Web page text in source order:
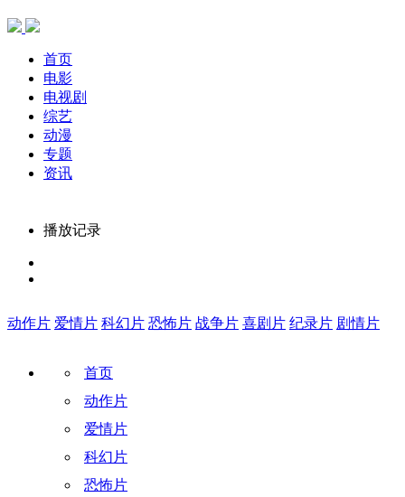
首页
电影
电视剧
综艺
动漫
专题
资讯
播放记录
动作片 爱情片 科幻片 恐怖片 战争片 喜剧片 纪录片 剧情片
首页
动作片
爱情片
科幻片
恐怖片